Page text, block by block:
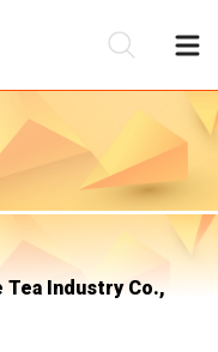
Tea Industry Co.,